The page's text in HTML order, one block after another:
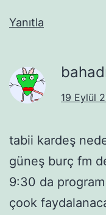
Yanıtla
19 Eylül
tabii kardeş
güneş burç fm
9:30 da
çook